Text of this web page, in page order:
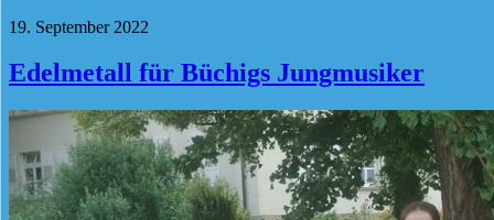
19. September 2022
Edelmetall für Büchigs Jungmusiker